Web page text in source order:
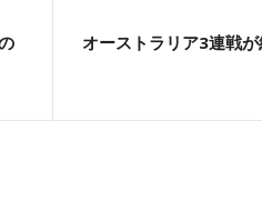
オーストラリア3連戦